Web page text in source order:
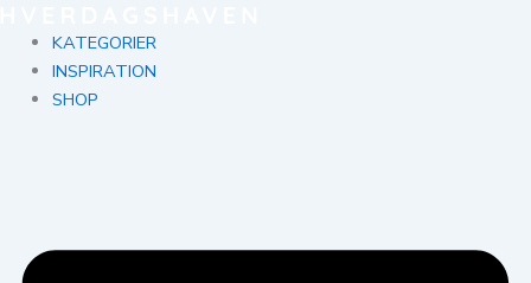
indholdet
KATEGORIER
INSPIRATION
SHOP